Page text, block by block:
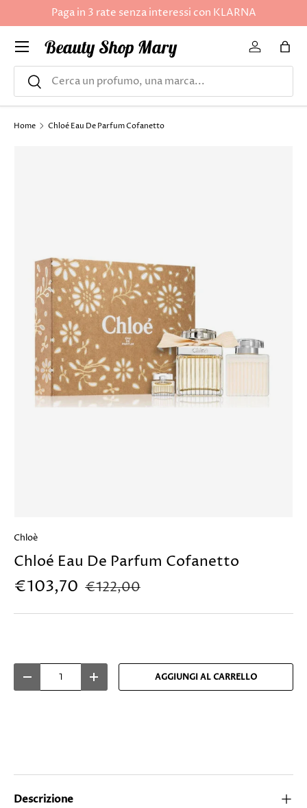
PASSA AI CONTENUTI
Paga in 3 rate senza interessi con KLARNA
Beauty Shop Mary
Cerca
Cerca
Accedi
Menu
Home Chloé Eau De Parfum Cofanetto
Chloè
Chloé Eau De Parfum Cofanetto
€103,70 €122,00
- + AGGIUNGI AL CARRELLO
Descrizione